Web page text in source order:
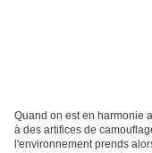
Quand on est en harmonie
à des artifices de
l'environnement prends